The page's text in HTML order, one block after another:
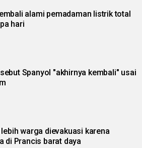
alami pemadaman listrik total
hari
Spanyol "akhirnya kembali" usai
warga dievakuasi karena
di Prancis barat daya